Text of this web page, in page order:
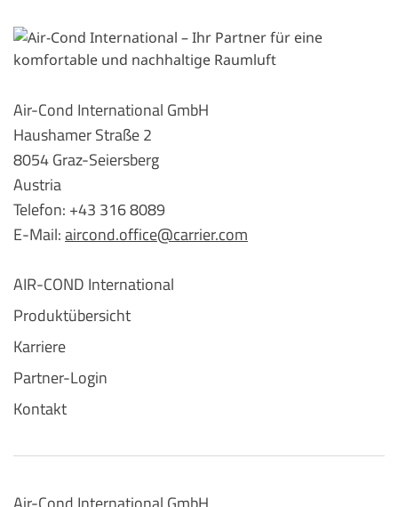
Air-Cond International GmbH
Haushamer Straße 2
8054 Graz-Seiersberg
Austria
Telefon: +43 316 8089
E-Mail:aircond.office@carrier.com
AIR-COND International
Produktübersicht
Karriere
Partner-Login
Kontakt